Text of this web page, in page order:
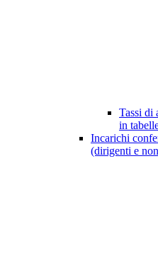
Tassi di
in
Incarichi
(dirigenti e